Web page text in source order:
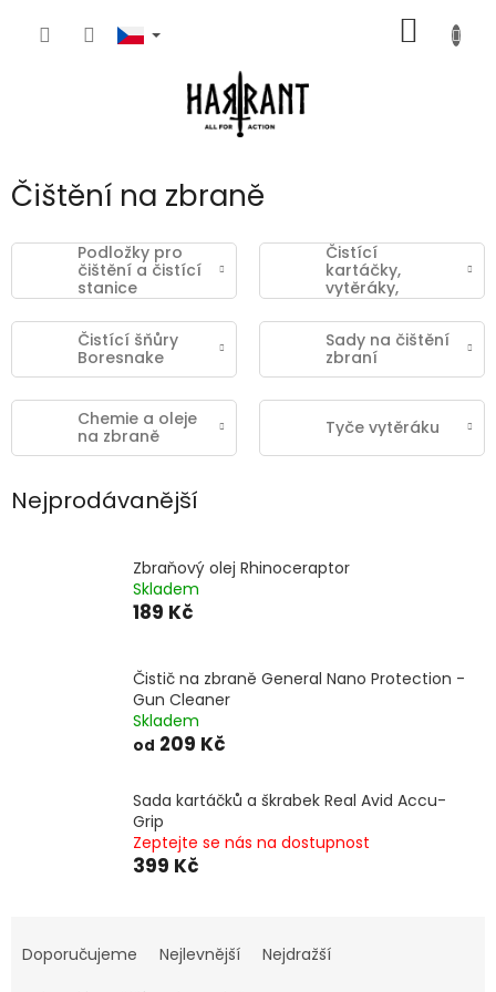
KOŠÍK
Čištění na zbraně
Podložky pro
čištění a čistící
stanice
Čistící
kartáčky,
vytěráky,
škrabky
Čistící šňůry
Boresnake
Sady na čištění
zbraní
Chemie a oleje
na zbraně
Tyče vytěráku
Nejprodávanější
Zbraňový olej Rhinoceraptor
Skladem
189 Kč
Čistič na zbraně General Nano Protection -
Gun Cleaner
Skladem
od 209 Kč
Sada kartáčků a škrabek Real Avid Accu-
Grip
Zeptejte se nás na dostupnost
399 Kč
aDoporučujeme Nejlevnější
Nejdražší